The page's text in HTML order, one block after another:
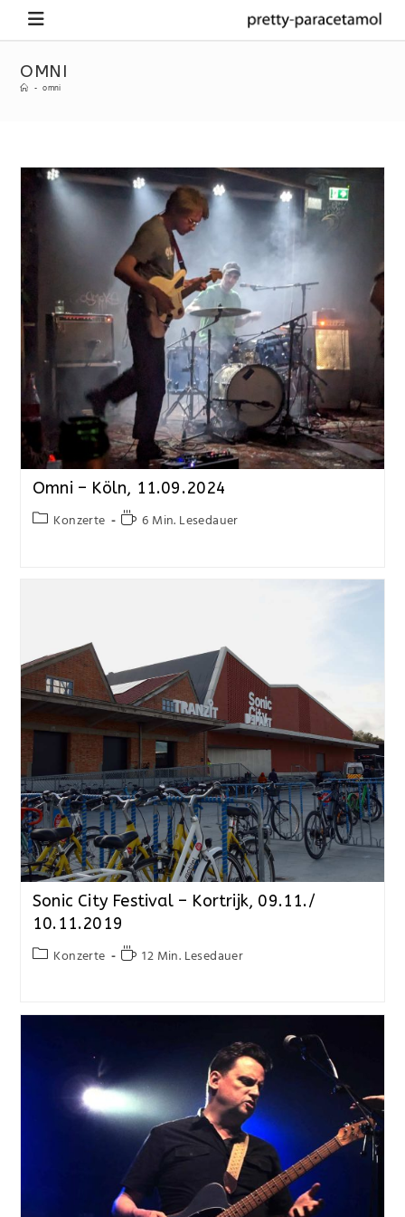
OMNI
- omni
Omni – Köln, 11.09.2024
Konzerte 6 Min. Lesedauer
Sonic City Festival – Kortrijk, 09.11./
10.11.2019
Konzerte 12 Min. Lesedauer